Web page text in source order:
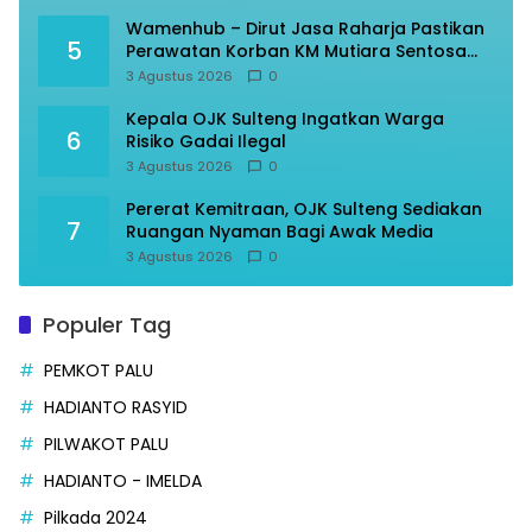
5
Wamenhub – Dirut Jasa Raharja Pastikan
Perawatan Korban KM Mutiara Sentosa
Optimal
3 Agustus 2026 0
6
Kepala OJK Sulteng Ingatkan Warga
Risiko Gadai Ilegal
3 Agustus 2026 0
7
Pererat Kemitraan, OJK Sulteng Sediakan
Ruangan Nyaman Bagi Awak Media
3 Agustus 2026 0
Populer Tag
PEMKOT PALU
HADIANTO RASYID
PILWAKOT PALU
HADIANTO - IMELDA
Pilkada 2024